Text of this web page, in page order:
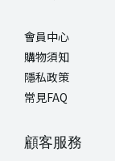
會員中心
購物須知
隱私政策
常見FAQ
顧客服務